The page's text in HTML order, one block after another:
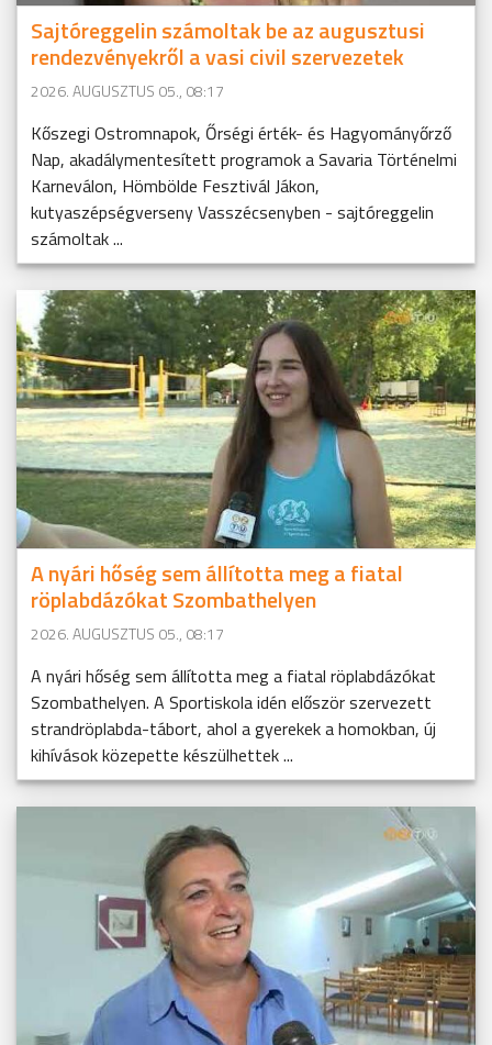
Sajtóreggelin számoltak be az augusztusi
rendezvényekről a vasi civil szervezetek
2026. AUGUSZTUS 05., 08:17
Kőszegi Ostromnapok, Őrségi érték- és Hagyományőrző
Nap, akadálymentesített programok a Savaria Történelmi
Karneválon, Hömbölde Fesztivál Jákon,
kutyaszépségverseny Vasszécsenyben - sajtóreggelin
számoltak ...
A nyári hőség sem állította meg a fiatal
röplabdázókat Szombathelyen
2026. AUGUSZTUS 05., 08:17
A nyári hőség sem állította meg a fiatal röplabdázókat
Szombathelyen. A Sportiskola idén először szervezett
strandröplabda-tábort, ahol a gyerekek a homokban, új
kihívások közepette készülhettek ...